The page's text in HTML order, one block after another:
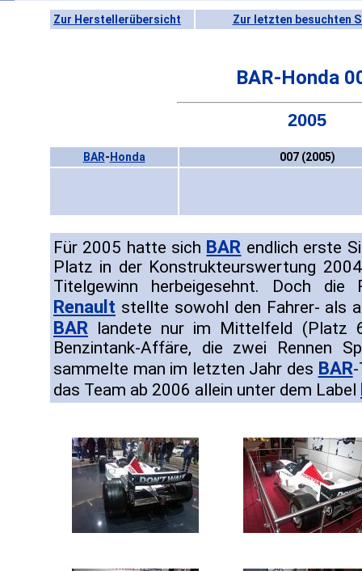
Zur Herstellerübersicht Zur letzten besuchten
BAR-Honda
2005
BAR- Honda 007 (2005)
Für 2005 hatte sich BAR endlich erste
Platz in der Konstrukteurswertung
Titelgewinn herbeigesehnt. Doch
Renault stellte sowohl den Fahrer- als
BAR landete nur im Mittelfeld (Platz
Benzintank-Affäre, die zwei Rennen
sammelte man im letzten Jahr des BAR-
das Team ab 2006 allein unter dem Label